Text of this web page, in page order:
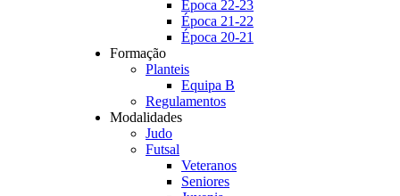
Época 22-23
Época 21-22
Época 20-21
Formação
Planteis
Equipa B
Regulamentos
Modalidades
Judo
Futsal
Veteranos
Seniores